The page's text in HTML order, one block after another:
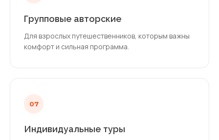
Групповые авторские
Для взрослых путешественников, которым важны
комфорт и сильная программа.
07
Индивидуальные туры